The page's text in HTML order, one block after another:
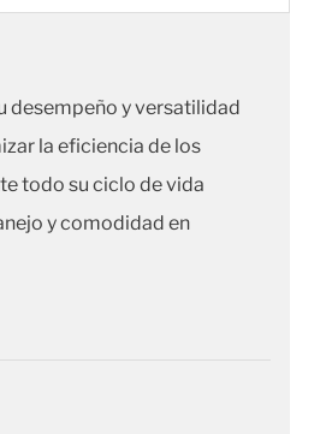
desempeño y versatilidad
la eficiencia de los
todo su ciclo de vida
y comodidad en